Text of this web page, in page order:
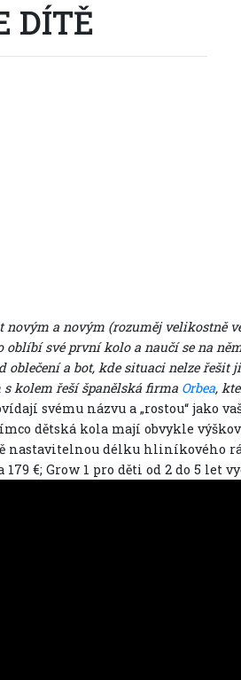
DÍTĚ
novým a novým (rozuměj velikostně
své první kolo a naučí se na
a bot, kde situaci nelze řešit
kolem řeší španělská firma Orbea,
svému názvu a „rostou“ jako
dětská kola mají obvykle
nastavitelnou délku hliníkového
€; Grow 1 pro děti od 2 do 5 let